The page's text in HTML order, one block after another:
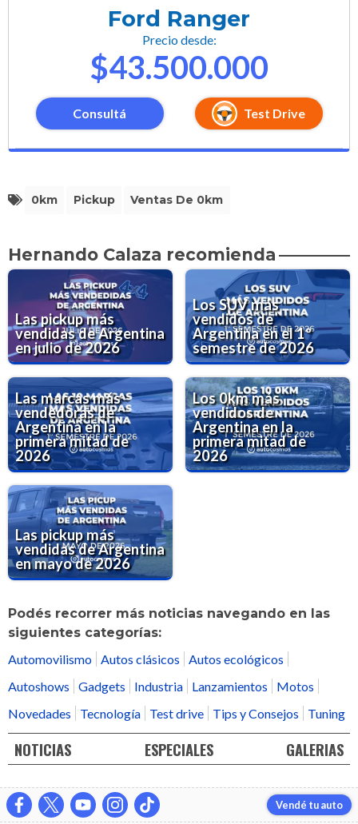
Ford Ranger
Precio desde:
$43.500.000
Consultá Test Drive
0km Pickup Ventas De 0km
Hernando Calaza recomienda
Las pickup más
vendidas de Argentina
en julio de 2026
Los SUV más
vendidos de
Argentina en el 1º
semestre de 2026
Las marcas más
vendedoras de
Argentina en la
primera mitad de
2026
Los 0km más
vendidos de
Argentina en la
primera mitad de
2026
Las pickup más
vendidas de Argentina
en mayo de 2026
Podés recorrer más noticias navegando en las
siguientes categorías:
Automovilismo Autos clásicos
Autos ecológicos
Autoshows
Gadgets Industria Lanzamientos
Motos
Novedades
Tecnología Test drive Tips y Consejos Tuning
NOTICIAS ESPECIALES GALERIAS
Vendé tu auto